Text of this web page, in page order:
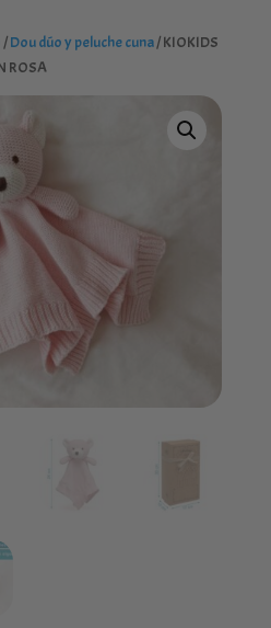
/Dou dúo y peluche cuna/ KIOKIDS
ROSA